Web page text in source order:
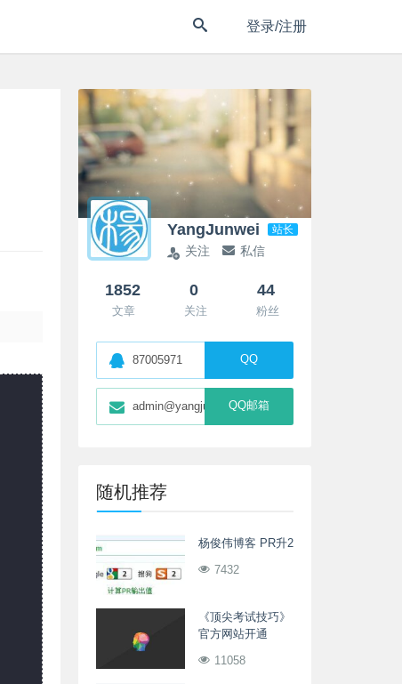
登录/注册
YangJunwei 站长
关注 私信
1852
文章
0
关注
44
粉丝
87005971 QQ
admin@yangjunwei.com
QQ邮箱
随机推荐
杨俊伟博客 PR升2
7432
《顶尖考试技巧》
官方网站开通
11058